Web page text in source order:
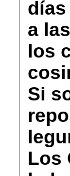
a
los
Si
Los